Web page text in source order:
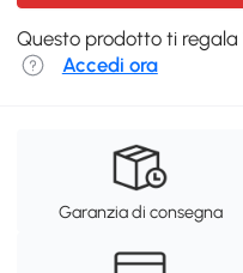
Questo prodotto ti regala
Accedi ora
Garanzia di consegna